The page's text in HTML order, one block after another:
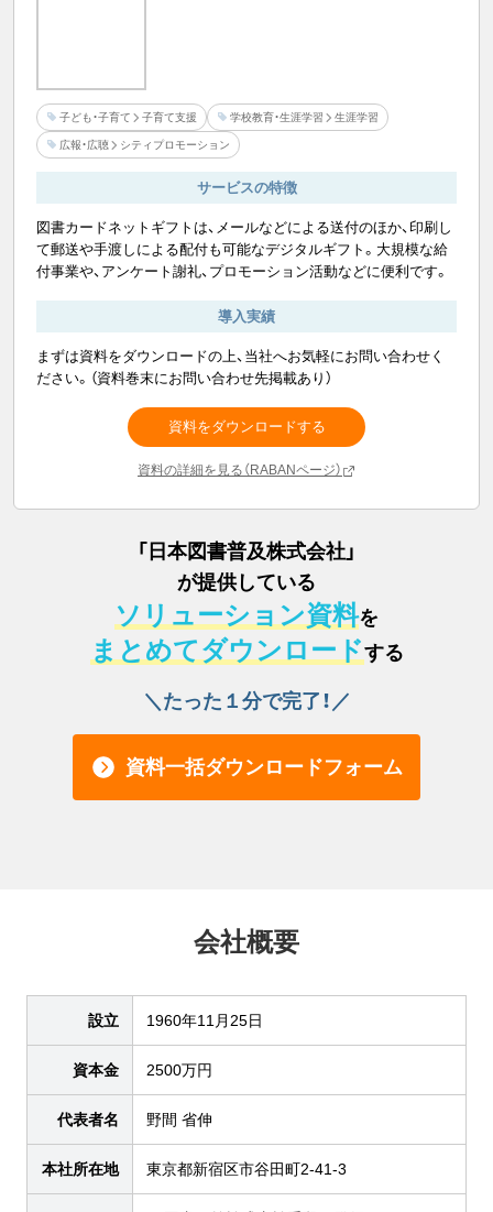
子ども・子育て 子育て支援 学校教育・生涯学習 生涯学習
広報・広聴 シティプロモーション
サービスの特徴
図書カードネットギフトは、メールなどによる送付のほか、印刷し
て郵送や手渡しによる配付も可能なデジタルギフト。大規模な給
付事業や、アンケート謝礼、プロモーション活動などに便利です。
導入実績
まずは資料をダウンロードの上、当社へお気軽にお問い合わせく
ださい。（資料巻末にお問い合わせ先掲載あり）
資料をダウンロードする
資料の詳細を見る（RABANページ）
「 日本図書普及株式会社 」
が提供している
ソリューション資料を
まとめてダウンロードする
＼たった１分で完了！／
資料一括ダウンロードフォーム
会社概要
設立 1960年11月25日
資本金 2500万円
代表者名 野間 省伸
本社所在地 東京都新宿区市谷田町2-41-3